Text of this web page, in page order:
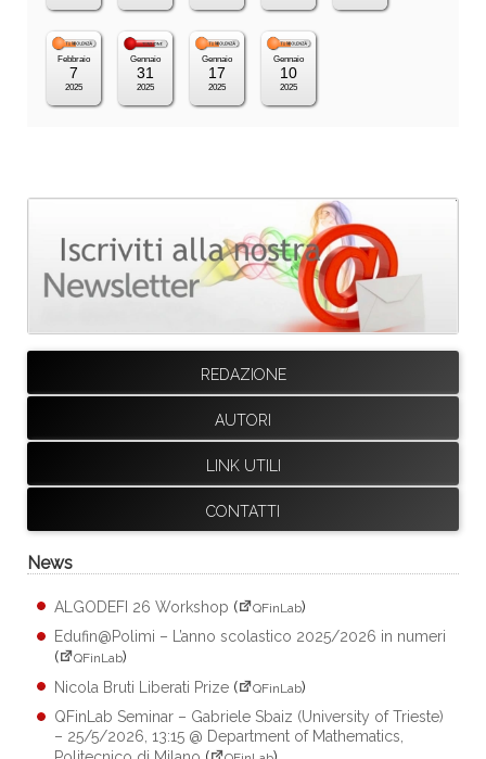
Febbraio
7
2025
Gennaio
31
2025
Gennaio
17
2025
Gennaio
10
2025
REDAZIONE
AUTORI
LINK UTILI
CONTATTI
News
ALGODEFI 26 Workshop ( QFinLab)
Edufin@Polimi – L’anno scolastico 2025/2026 in numeri
(
QFinLab)
Nicola Bruti Liberati Prize ( QFinLab)
QFinLab Seminar – Gabriele Sbaiz (University of Trieste)
– 25/5/2026, 13:15 @ Department of Mathematics,